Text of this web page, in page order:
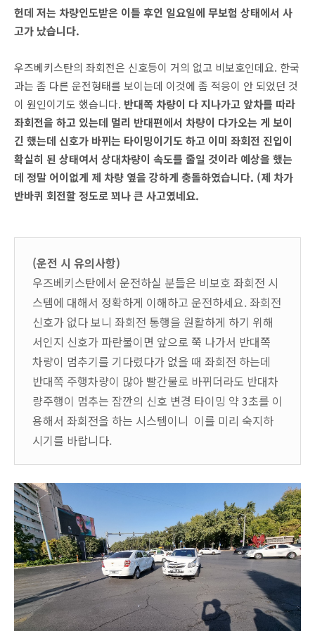
헌데 저는 차량인도받은 이틀 후인 일요일에 무보험 상태에서 사
고가 났습니다.
우즈베키스탄의 좌회전은 신호등이 거의 없고 비보호인데요. 한국
과는 좀 다른 운전형태를 보이는데 이것에 좀 적응이 안 되었던 것
이 원인이기도 했습니다. 반대쪽 차량이 다 지나가고 앞차를 따라
좌회전을 하고 있는데 멀리 반대편에서 차량이 다가오는 게 보이
긴 했는데 신호가 바뀌는 타이밍이기도 하고 이미 좌회전 진입이
확실히 된 상태여서 상대차량이 속도를 줄일 것이라 예상을 했는
데 정말 어이없게 제 차량 옆을 강하게 충돌하였습니다. (제 차가
반바퀴 회전할 정도로 꾀나 큰 사고였네요.
(운전 시 유의사항)
우즈베키스탄에서 운전하실 분들은 비보호 좌회전 시
스템에 대해서 정확하게 이해하고 운전하세요. 좌회전
신호가 없다 보니 좌회전 통행을 원활하게 하기 위해
서인지 신호가 파란불이면 앞으로 쭉 나가서 반대쪽
차량이 멈추기를 기다렸다가 없을 때 좌회전 하는데
반대쪽 주행차량이 많아 빨간불로 바뀌더라도 반대차
량주행이 멈추는 잠깐의 신호 변경 타이밍 약 3초를 이
용해서 좌회전을 하는 시스템이니 이를 미리 숙지하
시기를 바랍니다.